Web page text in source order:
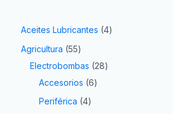
Aceites Lubricantes 4
Agricultura 55
Electrobombas
28
Accesorios 6
Periférica 4